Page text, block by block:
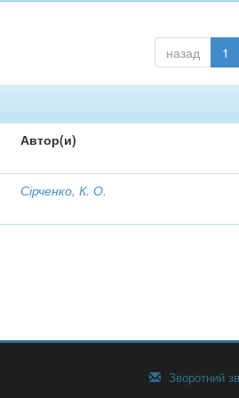
назад 1
Автор(и)
Сірченко, К. О.
Зворотний